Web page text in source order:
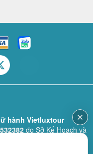
hành Vietluxtour
do Sở Kế Hoạch và
2019 (sửa đổi bổ sung